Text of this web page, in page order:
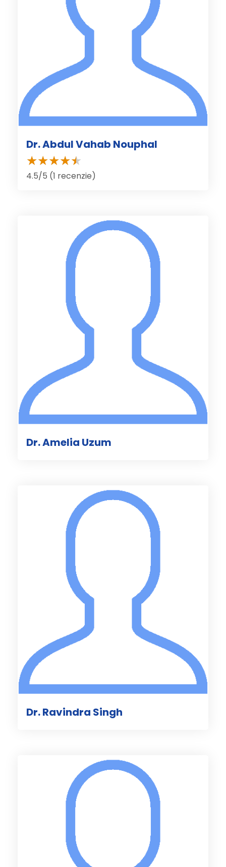
Dr. Abdul Vahab Nouphal
4.5/5 (1 recenzie)
Dr. Amelia Uzum
Dr. Ravindra Singh